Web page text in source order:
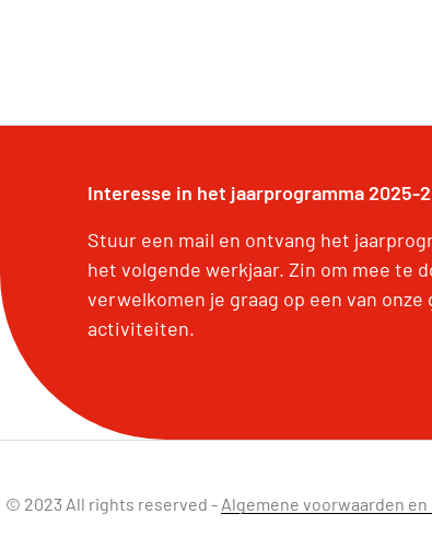
Interesse in het jaarprogramma 2025-
Stuur een mail en ontvang het
het volgende werkjaar. Zin om mee te
verwelkomen je graag op een van onze
activiteiten.
© 2023 All rights reserved - Algemene voorwaarden